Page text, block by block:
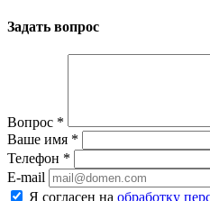
Задать вопрос
Вопрос *
Ваше имя *
Телефон *
E-mail
Я согласен на обработку